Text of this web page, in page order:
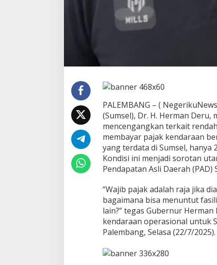
u
s
e
PALEMBANG – (
(Sumsel), Dr. H. Herman
mencengangkan terkait
membayar pajak kendaraan
yang terdata di Sumsel, hanya
Kondisi ini menjadi sorotan
Pendapatan Asli Daerah
“Wajib pajak adalah raja jika
bagaimana bisa menuntut
lain?” tegas Gubernur
kendaraan operasional untuk
Palembang, Selasa (22/7/2025).